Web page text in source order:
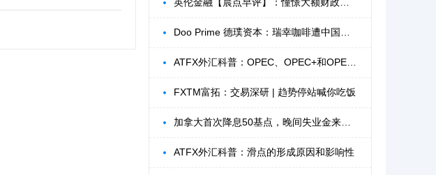
FXTM富拓：交易深研 | 趋势停站喊你吃饭
ATFX外汇科普：滑点的形成原因和影响性